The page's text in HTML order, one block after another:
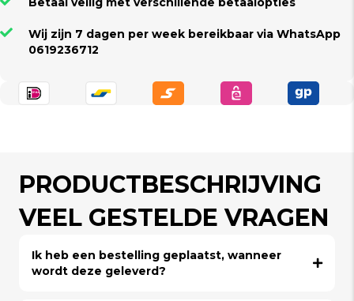
Wij zijn 7 dagen per week bereikbaar via WhatsApp
0619236712
PRODUCTBESCHRIJVING
VEEL GESTELDE VRAGEN
Ik heb een bestelling geplaatst, wanneer
wordt deze geleverd?